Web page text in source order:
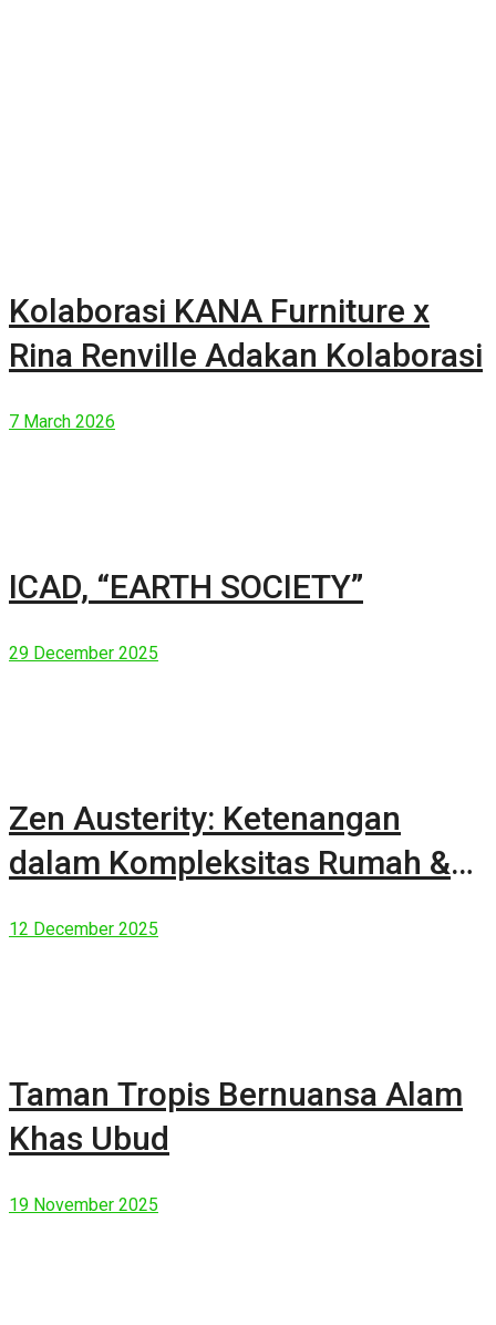
Kolaborasi KANA Furniture x
Rina Renville Adakan Kolaborasi
7 March 2026
ICAD, “EARTH SOCIETY”
29 December 2025
Zen Austerity: Ketenangan
dalam Kompleksitas Rumah &
12 December 2025
Taman Tropis Bernuansa Alam
Khas Ubud
19 November 2025